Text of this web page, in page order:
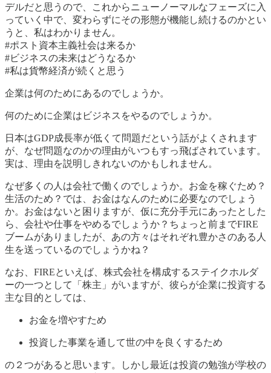
デルだと思うので、これからニューノーマルなフェーズに入
っていく中で、変わらずにその形態が機能し続けるのかとい
うと、私はわかりません。
#ポスト資本主義社会は来るか
#ビジネスの未来はどうなるか
#私は貨幣経済が続くと思う
企業は何のためにあるのでしょうか。
何のために企業はビジネスをやるのでしょうか。
日本はGDP成長率が低くて問題だという話がよくされます
が、なぜ問題なのかの理由がいつもすっ飛ばされています。
実は、理由を説明しきれないのかもしれません。
なぜ多くの人は会社で働くのでしょうか。お金を稼ぐため？
生活のため？では、お金はなんのために必要なのでしょう
か。お金はないと困りますが、仮に充分手元にあったとした
ら、会社や仕事をやめるでしょうか？ちょっと前までFIRE
ブームがありましたが、あの方々はそれぞれ豊かさのある人
生を送っているのでしょうかね？
なお、FIREといえば、株式会社を構成するステイクホルダ
ーの一つとして「株主」がいますが、彼らが企業に投資する
主な目的としては、
お金を増やすため
投資した事業を通して世の中を良くするため
の２つがあると思います。しかし最近は投資の勉強が学校の